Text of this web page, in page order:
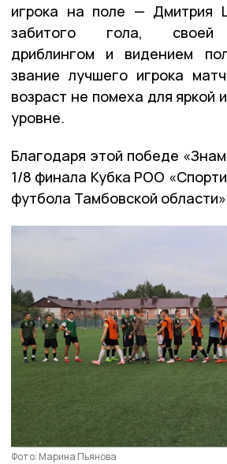
игрока на поле — Дмитрия
забитого гола, своей
дриблингом и видением
звание лучшего игрока
возраст не помеха для яркой
уровне.
Благодаря этой победе
1/8 финала Кубка РОО
футбола Тамбовской
Фото: Марина Пьянова